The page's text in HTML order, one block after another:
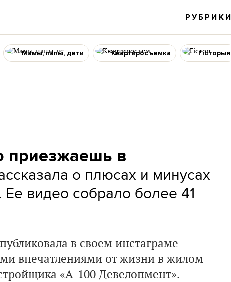
РУБРИКИ
Мамы, папы, дети Квартиросъемка Гісторыя
приезжаешь в
о плюсах и минусах
видео собрало более 41
в своем инстаграме
впечатлениями от жизни в жилом
«А-100 Девелопмент».